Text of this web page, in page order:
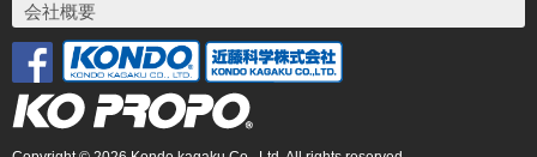
会社概要